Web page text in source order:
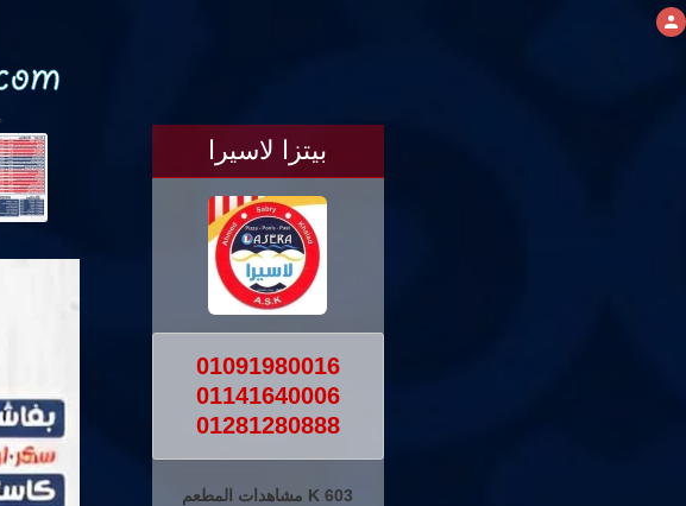
بيتزا لاسيرا
01091980016
01141640006
01281280888
603 K مشاهدات المطعم